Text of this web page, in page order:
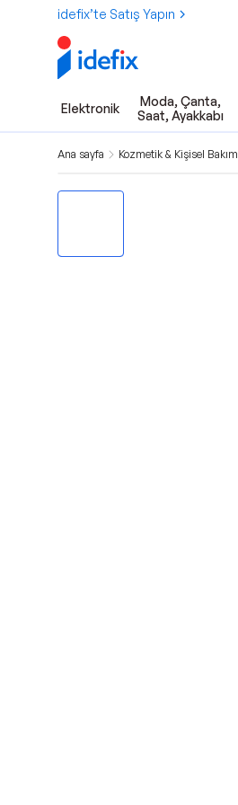
idefix’te Satış Yapın
Elektronik
Moda, Çanta,
Saat, Ayakkabı
Ana sayfa Kozmetik & Kişisel Bakım